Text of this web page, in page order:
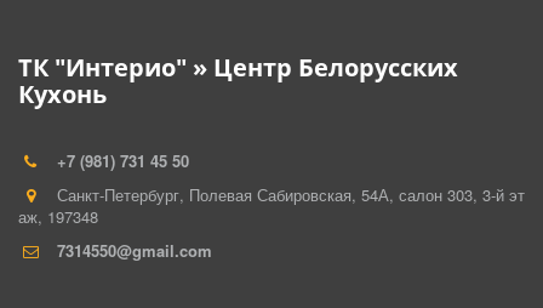
ТК "Интерио" » Центр Белорусских
Кухонь
+7 (981) 731 45 50
Санкт-Петербург, Полевая Сабировская, 54А, салон 303, 3-й эт
аж, 197348
7314550@gmail.com